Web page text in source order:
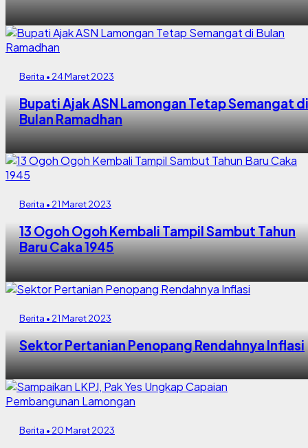
Berita • 24 Maret 2023
Bupati Ajak ASN Lamongan Tetap Semangat di
Bulan Ramadhan
Berita • 21 Maret 2023
13 Ogoh Ogoh Kembali Tampil Sambut Tahun
Baru Caka 1945
Berita • 21 Maret 2023
Sektor Pertanian Penopang Rendahnya Inflasi
Berita • 20 Maret 2023